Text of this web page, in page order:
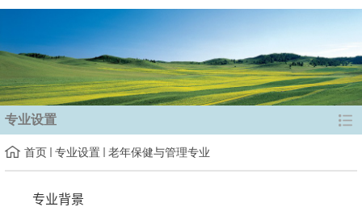
专业设置
首页 专业设置 老年保健与管理专业
专业背景